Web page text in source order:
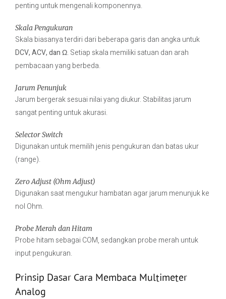
penting untuk mengenali komponennya.
Skala Pengukuran
Skala biasanya terdiri dari beberapa garis dan angka untuk
DCV, ACV, dan Ω. Setiap skala memiliki satuan dan arah
pembacaan yang berbeda.
Jarum Penunjuk
Jarum bergerak sesuai nilai yang diukur. Stabilitas jarum
sangat penting untuk akurasi.
Selector Switch
Digunakan untuk memilih jenis pengukuran dan batas ukur
(range).
Zero Adjust (Ohm Adjust)
Digunakan saat mengukur hambatan agar jarum menunjuk ke
nol Ohm.
Probe Merah dan Hitam
Probe hitam sebagai COM, sedangkan probe merah untuk
input pengukuran.
Prinsip Dasar Cara Membaca Multimeter
Analog